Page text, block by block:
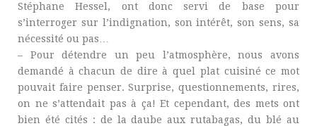
Stéphane Hessel, ont donc servi de base pour
s’interroger sur l’indignation, son intérêt, son sens, sa
nécessité ou pas…
– Pour détendre un peu l’atmosphère, nous avons
demandé à chacun de dire à quel plat cuisiné ce mot
pouvait faire penser. Surprise, questionnements, rires,
on ne s’attendait pas à ça! Et cependant, des mets ont
bien été cités : de la daube aux rutabagas, du blé au